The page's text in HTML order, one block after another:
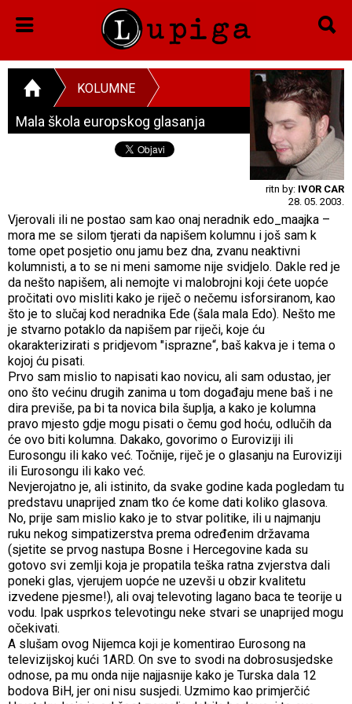
KOLUMNE
Mala škola europskog glasanja
ritn by: IVOR CAR
28. 05. 2003.
Vjerovali ili ne postao sam kao onaj neradnik edo_maajka –
mora me se silom tjerati da napišem kolumnu i još sam k
tome opet posjetio onu jamu bez dna, zvanu neaktivni
kolumnisti, a to se ni meni samome nije svidjelo. Dakle red je
da nešto napišem, ali nemojte vi malobrojni koji ćete uopće
pročitati ovo misliti kako je riječ o nečemu isforsiranom, kao
što je to slučaj kod neradnika Ede (šala mala Edo). Nešto me
je stvarno potaklo da napišem par riječi, koje ću
okarakterizirati s pridjevom "isprazne“, baš kakva je i tema o
kojoj ću pisati.
Prvo sam mislio to napisati kao novicu, ali sam odustao, jer
ono što većinu drugih zanima u tom događaju mene baš i ne
dira previše, pa bi ta novica bila šuplja, a kako je kolumna
pravo mjesto gdje mogu pisati o čemu god hoću, odlučih da
će ovo biti kolumna. Dakako, govorimo o Euroviziji ili
Eurosongu ili kako već. Točnije, riječ je o glasanju na Euroviziji
ili Eurosongu ili kako već.
Nevjerojatno je, ali istinito, da svake godine kada pogledam tu
predstavu unaprijed znam tko će kome dati koliko glasova.
No, prije sam mislio kako je to stvar politike, ili u najmanju
ruku nekog simpatizerstva prema određenim državama
(sjetite se prvog nastupa Bosne i Hercegovine kada su
gotovo svi zemlji koja je propatila teška ratna zvjerstva dali
poneki glas, vjerujem uopće ne uzevši u obzir kvalitetu
izvedene pjesme!), ali ovaj televoting lagano baca te teorije u
vodu. Ipak usprkos televotingu neke stvari se unaprijed mogu
očekivati.
A slušam ovog Nijemca koji je komentirao Eurosong na
televizijskoj kući 1ARD. On sve to svodi na dobrosusjedske
odnose, pa mu onda nije najjasnije kako je Turska dala 12
bodova BiH, jer oni nisu susjedi. Uzmimo kao primjerčić